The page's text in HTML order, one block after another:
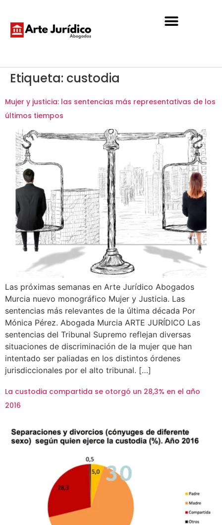
Etiqueta: custodia
Mujer y justicia: las sentencias más representativas de los
últimos tiempos
Las próximas semanas en Arte Jurídico Abogados
Murcia nuevo monográfico Mujer y Justicia. Las
sentencias más relevantes de la última década Por
Mónica Pérez. Abogada Murcia ARTE JURÍDICO Las
sentencias del Tribunal Supremo reflejan diversas
situaciones de discriminación de la mujer que han
intentado ser paliadas en los distintos órdenes
jurisdiccionales por el alto tribunal. […]
La custodia compartida se otorgó un 28,3% en el año
2016